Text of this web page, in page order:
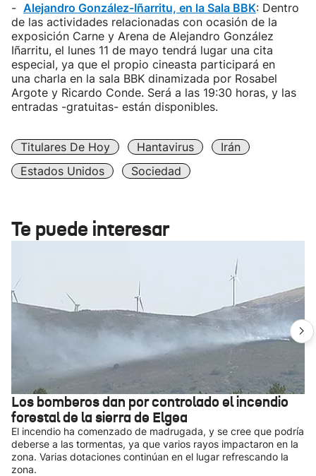
- Alejandro González-Iñarritu, en la Sala BBK: Dentro
de las actividades relacionadas con ocasión de la
exposición Carne y Arena de Alejandro González
Iñarritu, el lunes 11 de mayo tendrá lugar una cita
especial, ya que el propio cineasta participará en
una charla en la sala BBK dinamizada por Rosabel
Argote y Ricardo Conde. Será a las 19:30 horas, y las
entradas -gratuitas- están disponibles.
Titulares De Hoy Hantavirus
Irán
Estados Unidos
Sociedad
Te puede interesar
Los bomberos dan por controlado el incendio
forestal de la sierra de Elgea
El incendio ha comenzado de madrugada, y se cree que podría
deberse a las tormentas, ya que varios rayos impactaron en la
zona. Varias dotaciones continúan en el lugar refrescando la
zona.